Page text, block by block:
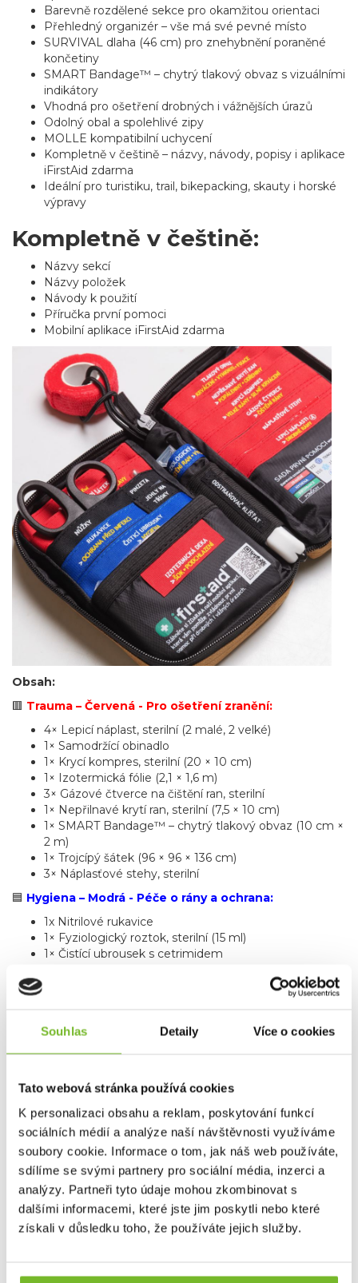
Souhlas Detaily Více o cookies
Tato webová stránka používá cookies
K personalizaci obsahu a reklam, poskytování funkcí
sociálních médií a analýze naší návštěvnosti využíváme
soubory cookie. Informace o tom, jak náš web používáte,
sdílíme se svými partnery pro sociální média, inzerci a
analýzy. Partneři tyto údaje mohou zkombinovat s
dalšími informacemi, které jste jim poskytli nebo které
získali v důsledku toho, že používáte jejich služby.
Barevně rozdělené sekce pro okamžitou orientaci
Přehledný organizér – vše má své pevné místo
SURVIVAL dlaha (46 cm) pro znehybnění poraněné
končetiny
SMART Bandage™ – chytrý tlakový obvaz s vizuálními
indikátory
Vhodná pro ošetření drobných i vážnějších úrazů
Odolný obal a spolehlivé zipy
MOLLE kompatibilní uchycení
Kompletně v češtině – názvy, návody, popisy i aplikace
iFirstAid zdarma
Ideální pro turistiku, trail, bikepacking, skauty i horské
výpravy
Kompletně v češtině:
Názvy sekcí
Názvy položek
Návody k použití
Příručka první pomoci
Mobilní aplikace iFirstAid zdarma
Obsah:
🟥 Trauma – Červená - Pro ošetření zranění:
4× Lepicí náplast, sterilní (2 malé, 2 velké)
1× Samodržící obinadlo
1× Krycí kompres, sterilní (20 × 10 cm)
1× Izotermická fólie (2,1 × 1,6 m)
3× Gázové čtverce na čištění ran, sterilní
1× Nepřilnavé krytí ran, sterilní (7,5 × 10 cm)
1× SMART Bandage™ – chytrý tlakový obvaz (10 cm ×
2 m)
1× Trojcípý šátek (96 × 96 × 136 cm)
3× Náplasťové stehy, sterilní
🟦 Hygiena – Modrá - Péče o rány a ochrana:
1x Nitrilové rukavice
1× Fyziologický roztok, sterilní (15 ml)
1× Čistící ubrousek s cetrimidem
⬛Pomůcky – Černá - Praktické nástroje a
příslušenství:
2× Jehlový nástroj na třísky
1× SURVIVAL dlaha (46 cm)
1× Pinzeta z nerezové oceli
🟩
Informace – Zelená - Pokyny pro první pomoc,
záznamy:
Telefonní čísla na záchrannou službu
ZDARMA aplikace iFirstAid pro váš telefon
Rozměry:
Výška: 18cm
Šířka: 9cm